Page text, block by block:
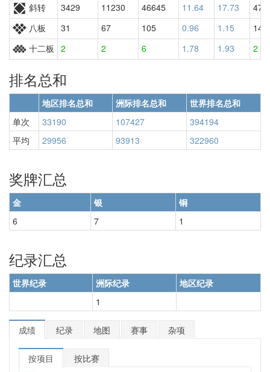
斜转
3429 11230 46645 11.64 17.73
八板
31 67 105 0.96 1.15
143
十二板
2 2 6 1.78 1.93 2
排名总和
地区排名总和 洲际排名总和
世界排名总和
单次
33190 107427
394194
平均
29956 93913 322960
奖牌汇总
金 银
铜
6
7 1
纪录汇总
世界纪录 洲际纪录
地区纪录
1
成绩 纪录 地图 赛事 杂项
按项目 按比赛